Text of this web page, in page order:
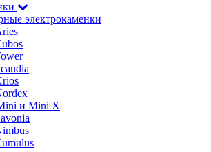
электрокаменки
и Mini X